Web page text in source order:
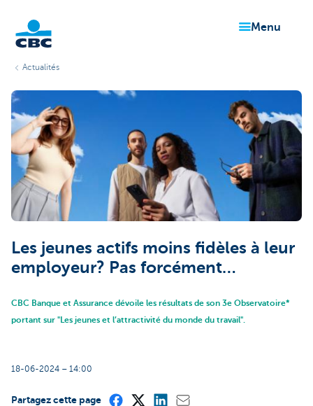
Particuliers
menu
Actualités
Les jeunes actifs moins fidèles à leur
employeur? Pas forcément…
CBC Banque et Assurance dévoile les résultats de son 3e Observatoire*
portant sur "Les jeunes et l’attractivité du monde du travail".
18-06-2024 – 14:00
Partagez cette page